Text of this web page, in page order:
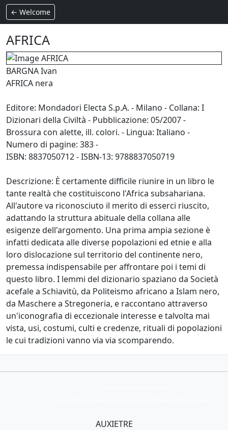
← Welcome
AFRICA
BARGNA Ivan
AFRICA nera
Editore: Mondadori Electa S.p.A. - Milano - Collana: I
Dizionari della Civiltà - Pubblicazione: 05/2007 -
Brossura con alette, ill. colori. - Lingua: Italiano -
Numero di pagine: 383 -
ISBN: 8837050712 - ISBN-13: 9788837050719
Descrizione: È certamente difficile riunire in un libro le
tante realtà che costituiscono l'Africa subsahariana.
All'autore va riconosciuto il merito di esserci riuscito,
adattando la struttura abituale della collana alle
esigenze dell'argomento. Una prima ampia sezione è
infatti dedicata alle diverse popolazioni ed etnie e alla
loro dislocazione sul territorio del continente nero,
premessa indispensabile per affrontare poi i temi di
questo libro. I lemmi del dizionario spaziano da Società
acefale a Schiavitù, da Politeismo africano a Islam nero,
da Maschere a Stregoneria, e raccontano attraverso
un'iconografia di eccezionale interesse e talvolta mai
vista, usi, costumi, culti e credenze, rituali di popolazioni
le cui tradizioni vanno via via scomparendo.
AUXIETRE